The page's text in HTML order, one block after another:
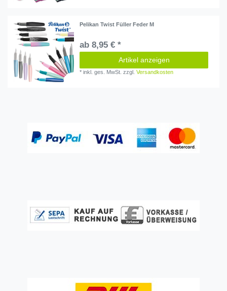
Pelikan Twist Füller Feder M
ab 8,95 € *
Artikel anzeigen
*inkl. ges. MwSt. zzgl.Versandkosten